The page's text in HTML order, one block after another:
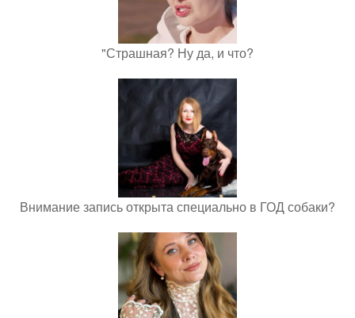
"Страшная? Ну да, и что?
Внимание запись открыта специально в ГОД собаки?